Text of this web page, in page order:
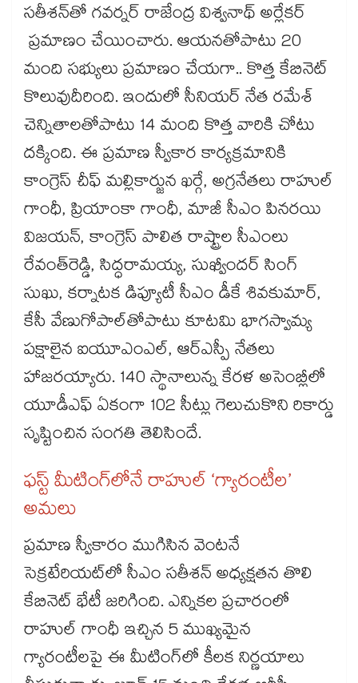
సతీశన్‌‌తో గవర్నర్ రాజేంద్ర విశ్వనాథ్ అర్లేకర్
ప్రమాణం చేయించారు. ఆయనతోపాటు 20
మంది సభ్యులు ప్రమాణం చేయగా.. కొత్త కేబినెట్‌‌
కొలువుదీరింది. ఇందులో సీనియర్ నేత రమేశ్‌‌
చెన్నితాలతోపాటు 14 మంది కొత్త వారికి చోటు
దక్కింది. ఈ ప్రమాణ స్వీకార కార్యక్రమానికి
కాంగ్రెస్‌‌ చీఫ్‌‌ మల్లికార్జున ఖర్గే, అగ్రనేతలు రాహుల్‌‌
గాంధీ, ప్రియాంకా గాంధీ, మాజీ సీఎం పినరయి
విజయన్, కాంగ్రెస్‌‌ పాలిత రాష్ట్రాల సీఎంలు
రేవంత్‌‌రెడ్డి, సిద్ధరామయ్య, సుఖ్వీందర్‌‌ సింగ్‌‌
సుఖు, కర్నాటక డిప్యూటీ సీఎం డీకే శివకుమార్‌‌,
కేసీ వేణుగోపాల్‌‌తోపాటు కూటమి భాగస్వామ్య
పక్షాలైన ఐయూఎంఎల్, ఆర్ఎస్పీ నేతలు
హాజరయ్యారు. 140 స్థానాలున్న కేరళ అసెంబ్లీలో
యూడీఎఫ్ ఏకంగా 102 సీట్లు గెలుచుకొని రికార్డు
సృష్టించిన సంగతి తెలిసిందే.
ఫస్ట్​ మీటింగ్‌‌లోనే రాహుల్ ‘గ్యారంటీల’
అమలు
ప్రమాణ స్వీకారం ముగిసిన వెంటనే
సెక్రటేరియట్‌‌లో సీఎం సతీశన్ అధ్యక్షతన తొలి
కేబినెట్‌‌ భేటీ జరిగింది. ఎన్నికల ప్రచారంలో
రాహుల్ గాంధీ ఇచ్చిన 5 ముఖ్యమైన
గ్యారంటీలపై ఈ మీటింగ్‌‌లో కీలక నిర్ణయాలు